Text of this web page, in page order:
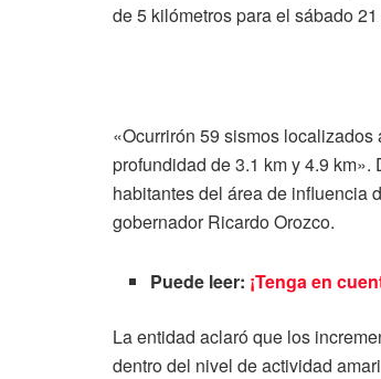
de 5 kilómetros para el sábado
«Ocurrirón 59 sismos
profundidad de 3.1 km y 4.9
habitantes del área de influencia
gobernador Ricardo Orozco.
Puede leer: ¡Tenga en
La entidad aclaró que los
dentro del nivel de actividad